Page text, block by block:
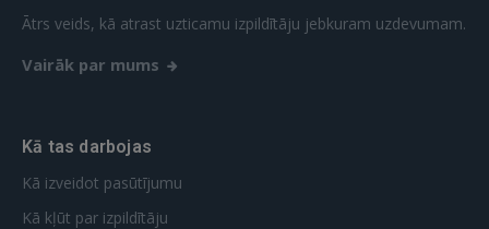
GOOGLE
Ātrs veids, kā atrast uzticamu izpildītāju jebkuram uzdevumam.
Vairāk par mums
Kā tas darbojas
Kā izveidot pasūtījumu
Kā kļūt par izpildītāju